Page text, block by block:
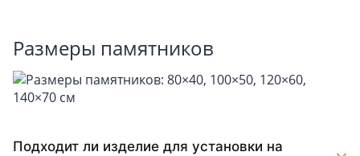
Размеры памятников
Подходит ли изделие для установки на